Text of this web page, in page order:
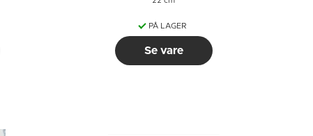
PÅ LAGER
Se vare